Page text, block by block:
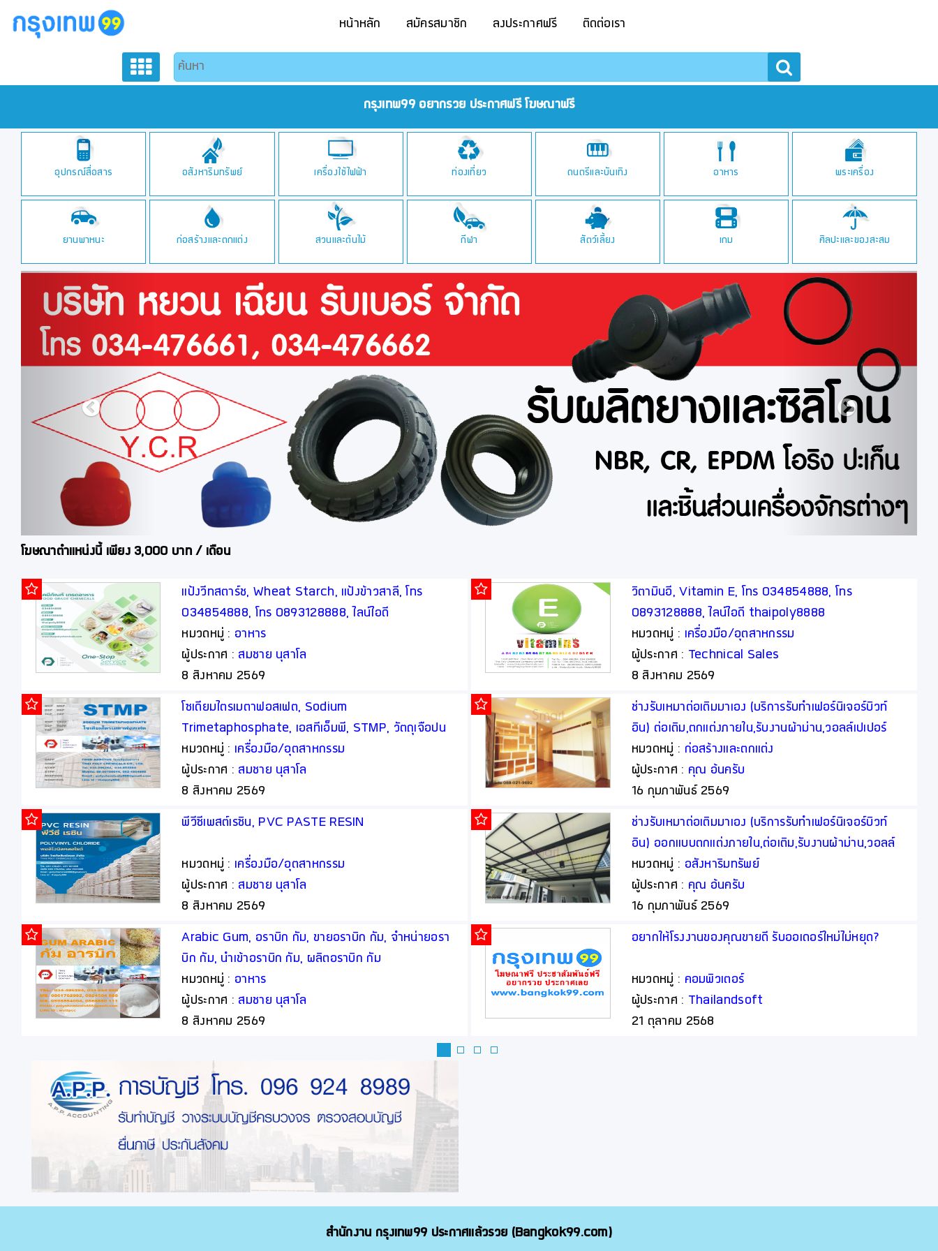
หน้าหลัก สมัครสมาชิก ลงประกาศฟรี ติดต่อเรา
กรุงเทพ99 อยากรวย ประกาศฟรี โฆษณาฟรี
อุปกรณ์สื่อสาร
ยานพาหนะ
อสังหาริมทรัพย์
ก่อสร้างและตกแต่ง
เครื่องใช้ไฟฟ้า
สวนและต้นไม้
ท่องเที่ยว
กีฬา
ดนตรีและบันเทิง
สัตว์เลี้ยง
อาหาร
เกม
พระเครื่อง
ศิลปะและของสะสม
โฆษณาตำแหน่งนี้ เพียง 3,000 บาท / เดือน
แป้งวีทสตาร์ช, Wheat Starch, แป้งข้าวสาลี, โทร
034854888, โทร 0893128888, ไลน์ไอดี
thaipoly8888
หมวดหมู่ : อาหาร
ผู้ประกาศ : สมชาย นุสาโล
8 สิงหาคม 2569
โซเดียมไตรเมตาฟอสเฟต, Sodium
Trimetaphosphate, เอสทีเอ็มพี, STMP, วัตถุเจือปน
อาหาร, Food Additive
หมวดหมู่ : เครื่องมือ/อุตสาหกรรม
ผู้ประกาศ : สมชาย นุสาโล
8 สิงหาคม 2569
พีวีซีเพสต์เรซิน, PVC PASTE RESIN
หมวดหมู่ : เครื่องมือ/อุตสาหกรรม
ผู้ประกาศ : สมชาย นุสาโล
8 สิงหาคม 2569
Arabic Gum, อราบิก กัม, ขายอราบิก กัม, จำหน่ายอรา
บิก กัม, นำเข้าอราบิก กัม, ผลิตอราบิก กัม
หมวดหมู่ : อาหาร
ผู้ประกาศ : สมชาย นุสาโล
8 สิงหาคม 2569
วิตามินอี, Vitamin E, โทร 034854888, โทร
0893128888, ไลน์ไอดี thaipoly8888
หมวดหมู่ : เครื่องมือ/อุตสาหกรรม
ผู้ประกาศ : Technical Sales
8 สิงหาคม 2569
ช่างรับเหมาต่อเติมมาเอง (บริการรับทำเฟอร์นิเจอร์บิวท์
อิน) ต่อเติม,ตกแต่งภายใน,รับงานผ้าม่าน,วอลล์เปเปอร์
โดยออกแบบพร้อมให้คำปรึกษาฟรี (เรารับงานโดยตรงจาก
ท่าน)
หมวดหมู่ : ก่อสร้างและตกแต่ง
ผู้ประกาศ : คุณ อ้นครับ
16 กุมภาพันธ์ 2569
ช่างรับเหมาต่อเติมมาเอง (บริการรับทำเฟอร์นิเจอร์บิวท์
อิน) ออกแบบตกแต่งภายใน,ต่อเติม,รับงานผ้าม่าน,วอลล์
เปเปอร์ โดยออกแบบพร้อมให้คำปรึกษาฟรี (เรารับงาน
โดยตรงจากท่าน)
หมวดหมู่ : อสังหาริมทรัพย์
ผู้ประกาศ : คุณ อ้นครับ
16 กุมภาพันธ์ 2569
อยากให้โรงงานของคุณขายดี รับออเดอร์ใหม่ไม่หยุด?
หมวดหมู่ : คอมพิวเตอร์
ผู้ประกาศ : Thailandsoft
21 ตุลาคม 2568
สำนักงาน กรุงเทพ99 ประกาศแล้วรวย (Bangkok99.com)